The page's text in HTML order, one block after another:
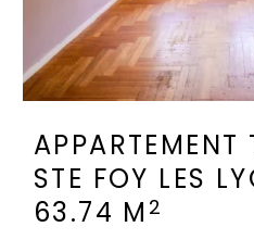
APPARTEMENT
STE FOY LES
63.74 M 2